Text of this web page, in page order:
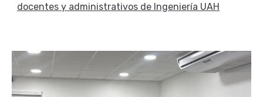
docentes y administrativos de Ingeniería UAH